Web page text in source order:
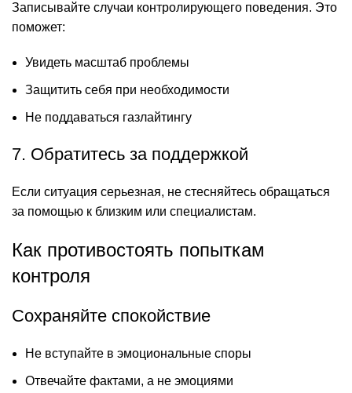
Записывайте случаи контролирующего поведения. Это
поможет:
Увидеть масштаб проблемы
Защитить себя при необходимости
Не поддаваться газлайтингу
7. Обратитесь за поддержкой
Если ситуация серьезная, не стесняйтесь обращаться
за помощью к близким или специалистам.
Как противостоять попыткам
контроля
Сохраняйте спокойствие
Не вступайте в эмоциональные споры
Отвечайте фактами, а не эмоциями